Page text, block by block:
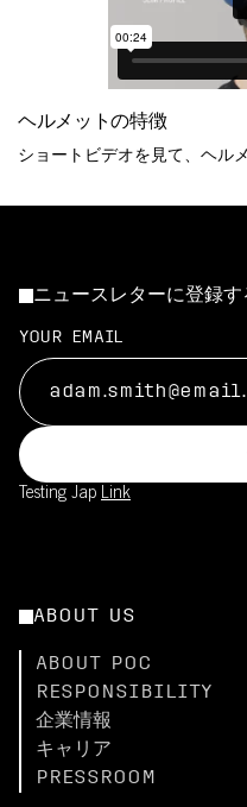
ヘルメットの特徴
ショートビデオを見て、ヘル
ニュースレターに登録す
YOUR EMAIL
Testing Jap Link
ABOUT US
ABOUT POC
RESPONSIBILITY
企業情報
キャリア
PRESSROOM